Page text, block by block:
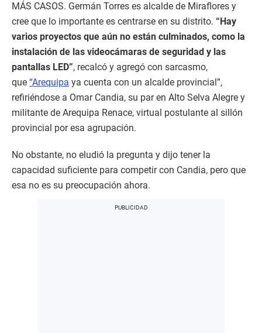
MÁS CASOS. Germán Torres es alcalde de Miraflores y
cree que lo importante es centrarse en su distrito. “Hay
varios proyectos que aún no están culminados, como la
instalación de las videocámaras de seguridad y las
pantallas LED”, recalcó y agregó con sarcasmo,
que “Arequipa ya cuenta con un alcalde provincial”,
refiriéndose a Omar Candia, su par en Alto Selva Alegre y
militante de Arequipa Renace, virtual postulante al sillón
provincial por esa agrupación.
No obstante, no eludió la pregunta y dijo tener la
capacidad suficiente para competir con Candia, pero que
esa no es su preocupación ahora.